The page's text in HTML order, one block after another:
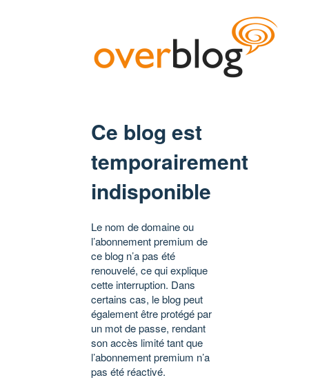
Ce blog est
temporairement
indisponible
Le nom de domaine ou
l’abonnement premium de
ce blog n’a pas été
renouvelé, ce qui explique
cette interruption. Dans
certains cas, le blog peut
également être protégé par
un mot de passe, rendant
son accès limité tant que
l’abonnement premium n’a
pas été réactivé.